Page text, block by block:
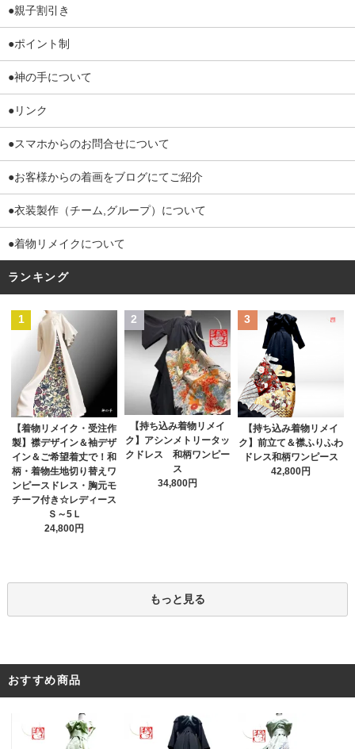
●親子割引き
●ポイント制
●神の手について
●リンク
●スマホからのお問合せについて
●お客様からの着画をブログにてご紹介
●衣装製作（チーム,グループ）について
●着物リメイクについて
ランキング
1
【着物リメイク・受注作
製】襟デザイン＆袖デザ
イン＆ご希望着丈で！和
柄・着物生地切り替えワ
ンピースドレス・胸元モ
チーフ付き☆レディース
Ｓ～5Ｌ
24,800円
2
【持ち込み着物リメイ
ク】アシンメトリータッ
クドレス 和柄ワンピー
ス
34,800円
3
【持ち込み着物リメイ
ク】前立て＆襟ふりふわ
ドレス和柄ワンピース
42,800円
もっと見る
おすすめ商品